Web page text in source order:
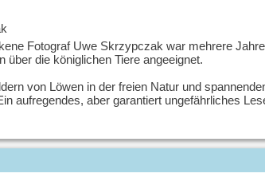
Fotograf Uwe Skrzypczak war mehrere
über die königlichen Tiere angeeignet.
von Löwen in der freien Natur und
aufregendes, aber garantiert ungefährliches
bearbeitet mit ChatGPT